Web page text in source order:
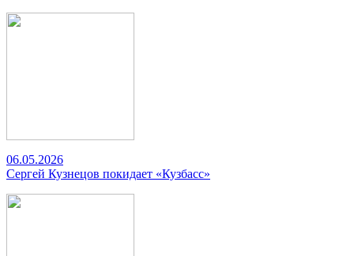
06.05.2026
Сергей Кузнецов покидает «Кузбасс»